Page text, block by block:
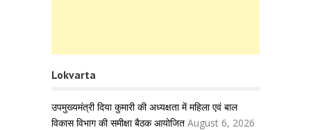
Lokvarta
उपमुख्यमंत्री दिया कुमारी की अध्यक्षता में महिला एवं बाल
विकास विभाग की समीक्षा बैठक आयोजित August 6, 2026